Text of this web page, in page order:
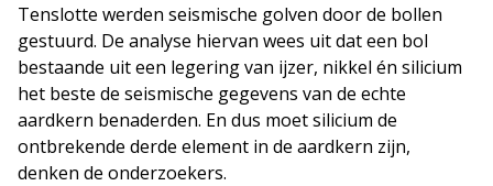
Tenslotte werden seismische golven door de bollen
gestuurd. De analyse hiervan wees uit dat een bol
bestaande uit een legering van ijzer, nikkel én silicium
het beste de seismische gegevens van de echte
aardkern benaderden. En dus moet silicium de
ontbrekende derde element in de aardkern zijn,
denken de onderzoekers.